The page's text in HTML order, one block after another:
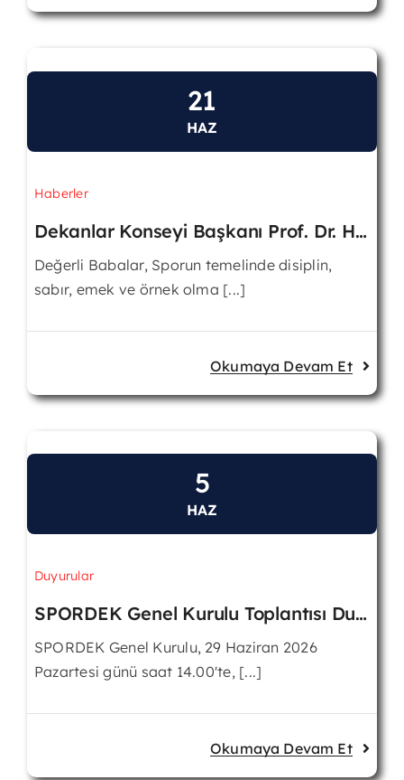
21
HAZ
Haberler
Dekanlar Konseyi Başkanı Prof. Dr. Halil İbrahim Cicioğlu’nun “Babalar Günü” Mesajı
Değerli Babalar, Sporun temelinde disiplin,
sabır, emek ve örnek olma [...]
Okumaya Devam Et
5
HAZ
Duyurular
SPORDEK Genel Kurulu Toplantısı Duyurusu
SPORDEK Genel Kurulu, 29 Haziran 2026
Pazartesi günü saat 14.00'te, [...]
Okumaya Devam Et